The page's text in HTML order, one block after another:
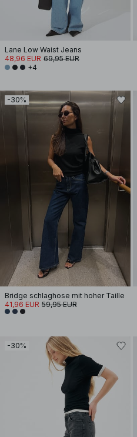
Lane Low Waist Jeans
48,96 EUR 69,95 EUR
+4
-30%
Bridge schlaghose mit hoher Taille
41,96 EUR 59,95 EUR
-30%